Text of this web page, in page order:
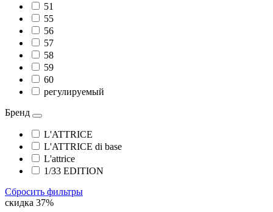
51
55
56
57
58
59
60
регулируемый
Бренд
L'ATTRICE
L'ATTRICE di base
L'attrice
1/33 EDITION
Сбросить фильтры
скидка 37%